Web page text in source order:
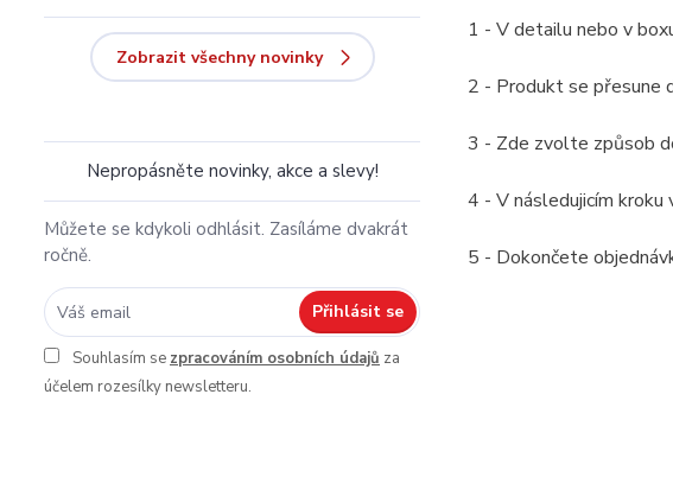
Zobrazit všechny novinky
Nepropásněte novinky, akce a slevy!
Můžete se kdykoli odhlásit. Zasíláme dvakrát
ročně.
Přihlásit se
Souhlasím se zpracováním osobních údajů za
účelem rozesílky newsletteru.
1 - V detailu nebo v
2 - Produkt se přesune
3 - Zde zvolte způsob
4 - V následujicím kroku
5 - Dokončete